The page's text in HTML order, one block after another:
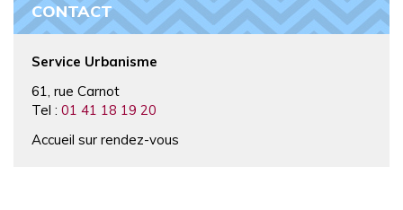
CONTACT
Service Urbanisme
61, rue Carnot
Tel : 01 41 18 19 20
Accueil sur rendez-vous